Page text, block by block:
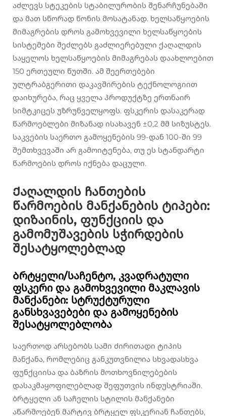
აძლევს სტეკების სტაბილურობის შენარჩუნებაში
და მათ სწორად წონის მოსატანად. ხელსაწყოების
მიმაგრების დროს გამოხვევილი ხელსაწყოების
სისტემები შეძლებს გაძლიერებული ქაღალდის
საყელოს ხელსაწყოების მიმაგრებას დაახლოებით
150 ერთეული წუთში. ამ შეერთებები
ულტრაბგერითი დაკავშირების ტექნოლოგიით
დაიხურება, რაც ყველა პროდუქტზე ერთნაირ
სიმტკიცეს უზრუნველყოფს. ფსკერის დასაკერად
წარმოებლები მიზანად ისახავენ ±0,2 მმ სიზუსტეს.
საკვების საერთო გამოყენების 99-დან 100-ში 99
შემთხვევაში არ გამოიტენება, თუ ეს სტანდარტი
წარმოების დროს იქნება დაცული.
Ქაღალდის ჩანთების
წარმოების მანქანების ტიპები:
დიზაინის, ფუნქციის და
გამომუშავების სჭირდების
შესატყოლებლად
Ბრტყელი/საჩენტო, კვადრატული
ფსკერი და გამოხვევილი მაკლავის
მანქანები: სტრუქტურული
განსხვავებები და გამოყენების
შესატყოლებლობა
Საერთოდ არსებობს სამი ძირითადი ტიპის
მანქანა, რომლებიც განკუთვნილია სხვადასხვა
ფუნქციისა და ბაზრის მოთხოვნილებების
დასაკმაყოფილებლად შეფუთვის ინდუსტრიაში.
ბრტყელი ან საჩელის სტილის მანქანები
აწარმოებენ მარტივ ბრტყელ ფსკერიან ჩანთებს,